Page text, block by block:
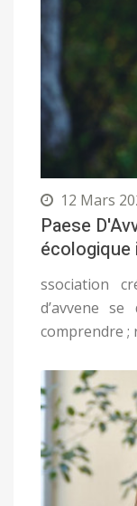
12 Mars
Paese
écologique
ssociation
d’avvene
comprendre ;